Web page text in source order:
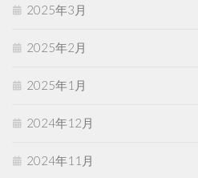
2025年3月
2025年2月
2025年1月
2024年12月
2024年11月